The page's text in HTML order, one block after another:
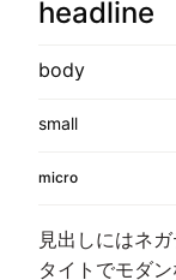
headline
body
small
micro
見出しにはネ
タイトでモダ